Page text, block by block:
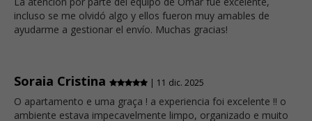
incluso se me olvidó algo y ellos fueron muy amables de
ayudarme a gestionar el envío. Muchas gracias!
Soraia Cristina | 11 dic. 2025
O apartamento e uma graça ! a experiencia foi excelente !! o
ambiente estava impecavelmente limpo, organizado e muito